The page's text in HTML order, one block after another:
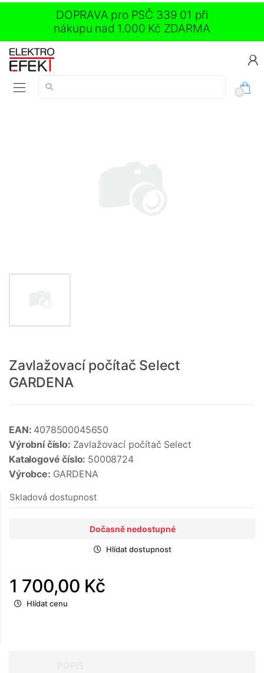
DOPRAVA pro PSČ 339 01 při
nákupu nad 1.000 Kč ZDARMA
Vyhledávání:
0
Zavlažovací počítač Select
GARDENA
EAN: 4078500045650
Výrobní číslo: Zavlažovací počítač Select
Katalogové číslo: 50008724
Výrobce: GARDENA
Skladová dostupnost
Dočasně nedostupné
Hlídat dostupnost
1 700,00 Kč
Hlídat cenu